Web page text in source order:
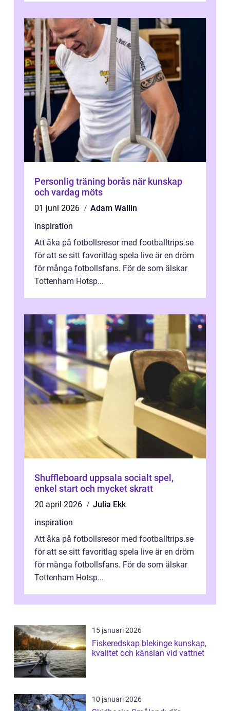
Personlig träning borås när kunskap
och vardag möts
01 juni 2026
Adam Wallin
inspiration
Att åka på fotbollsresor med footballtrips.se
för att se sitt favoritlag spela live är en dröm
för många fotbollsfans. För de som älskar
Tottenham Hotsp...
Shuffleboard uppsala socialt spel,
enkel start och mycket skratt
20 april 2026
Julia Ekk
inspiration
Att åka på fotbollsresor med footballtrips.se
för att se sitt favoritlag spela live är en dröm
för många fotbollsfans. För de som älskar
Tottenham Hotsp...
15 januari 2026
Fiskeredskap blekinge kunskap,
kvalitet och känslan vid vattnet
10 januari 2026